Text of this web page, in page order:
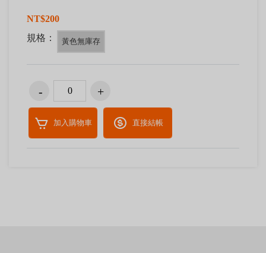
NT$200
規格：
黃色無庫存
加入購物車 直接結帳